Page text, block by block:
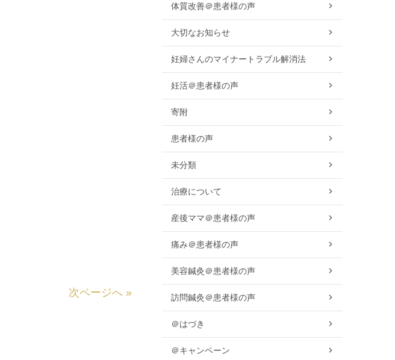
次ページへ »
体質改善＠患者様の声
大切なお知らせ
妊婦さんのマイナートラブル解消法
妊活＠患者様の声
寄附
患者様の声
未分類
治療について
産後ママ＠患者様の声
痛み＠患者様の声
美容鍼灸＠患者様の声
訪問鍼灸＠患者様の声
＠はづき
＠キャンペーン